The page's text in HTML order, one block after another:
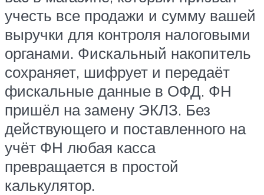
учесть все продажи и сумму вашей
выручки для контроля налоговыми
органами. Фискальный накопитель
сохраняет, шифрует и передаёт
фискальные данные в ОФД. ФН
пришёл на замену ЭКЛЗ. Без
действующего и поставленного на
учёт ФН любая касса
превращается в простой
калькулятор.